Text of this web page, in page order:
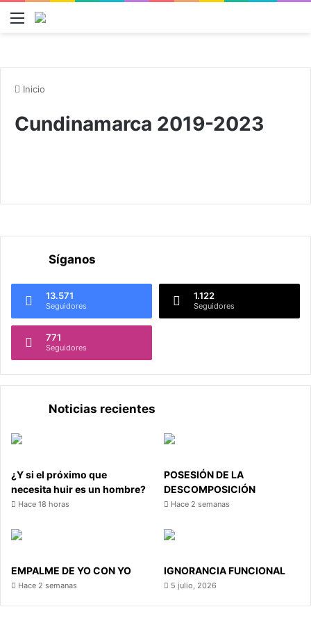
Menú
Inicio
Cundinamarca 2019-2023
Síganos
13.571
Seguidores
1.122
Seguidores
771
Seguidores
Noticias recientes
¿Y si el próximo que
necesita huir es un hombre?
Hace 18 horas
POSESIÓN DE LA
DESCOMPOSICIÓN
Hace 2 semanas
EMPALME DE YO CON YO
Hace 2 semanas
IGNORANCIA FUNCIONAL
5 julio, 2026